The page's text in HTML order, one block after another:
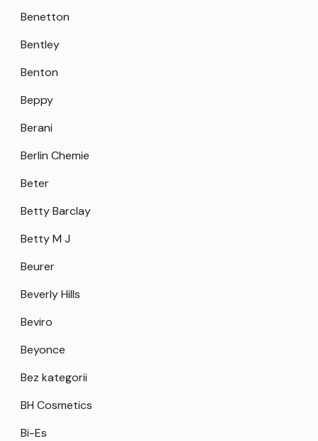
Benetton
Bentley
Benton
Beppy
Berani
Berlin Chemie
Beter
Betty Barclay
Betty M J
Beurer
Beverly Hills
Beviro
Beyonce
Bez kategorii
BH Cosmetics
Bi-Es